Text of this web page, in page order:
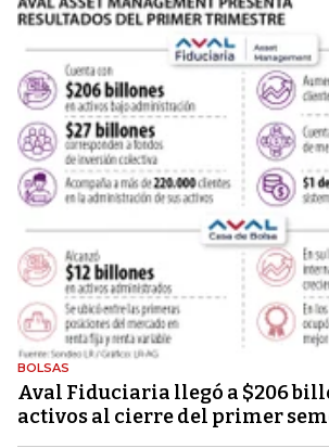
BOLSAS
Aval Fiduciaria llegó a $206
activos al cierre del primer